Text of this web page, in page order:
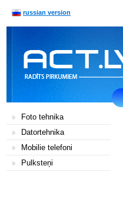
russian version
Foto tehnika
Datortehnika
Mobilie telefoni
Pulksteņi